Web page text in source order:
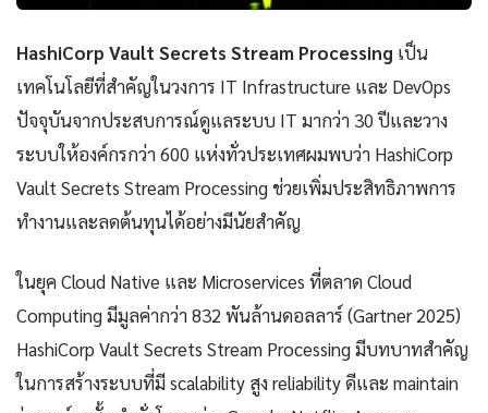
HashiCorp Vault Secrets Stream Processing เป็น
เทคโนโลยีที่สำคัญในวงการ IT Infrastructure และ DevOps
ปัจจุบันจากประสบการณ์ดูแลระบบ IT มากว่า 30 ปีและวาง
ระบบให้องค์กรกว่า 600 แห่งทั่วประเทศผมพบว่า HashiCorp
Vault Secrets Stream Processing ช่วยเพิ่มประสิทธิภาพการ
ทำงานและลดต้นทุนได้อย่างมีนัยสำคัญ
ในยุค Cloud Native และ Microservices ที่ตลาด Cloud
Computing มีมูลค่ากว่า 832 พันล้านดอลลาร์ (Gartner 2025)
HashiCorp Vault Secrets Stream Processing มีบทบาทสำคัญ
ในการสร้างระบบที่มี scalability สูง reliability ดีและ maintain